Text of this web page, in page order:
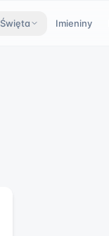
Święta Imieniny